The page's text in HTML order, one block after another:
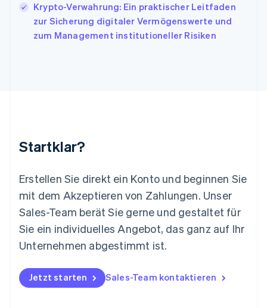
Krypto-Verwahrung: Ein praktischer Leitfaden
zur Sicherung digitaler Vermögenswerte und
zum Management institutioneller Risiken
Startklar?
Erstellen Sie direkt ein Konto und beginnen Sie
mit dem Akzeptieren von Zahlungen. Unser
Sales-Team berät Sie gerne und gestaltet für
Sie ein individuelles Angebot, das ganz auf Ihr
Unternehmen abgestimmt ist.
Jetzt starten Sales-Team kontaktieren
English
Liechtenstein
DeutschEnglish
Mexiko
English
Niederlande
Nederlands English
Norwegen
English
Österreich
Polen
English
Portugal